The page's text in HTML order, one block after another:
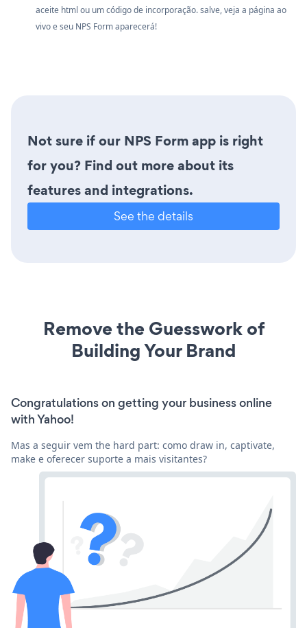
aceite html ou um código de incorporação. salve, veja a página ao
vivo e seu NPS Form aparecerá!
Not sure if our NPS Form app is right
for you? Find out more about its
features and integrations.
See the details
Remove the Guesswork of
Building Your Brand
Congratulations on getting your business online
with Yahoo!
Mas a seguir vem the hard part: como draw in, captivate,
make e oferecer suporte a mais visitantes?